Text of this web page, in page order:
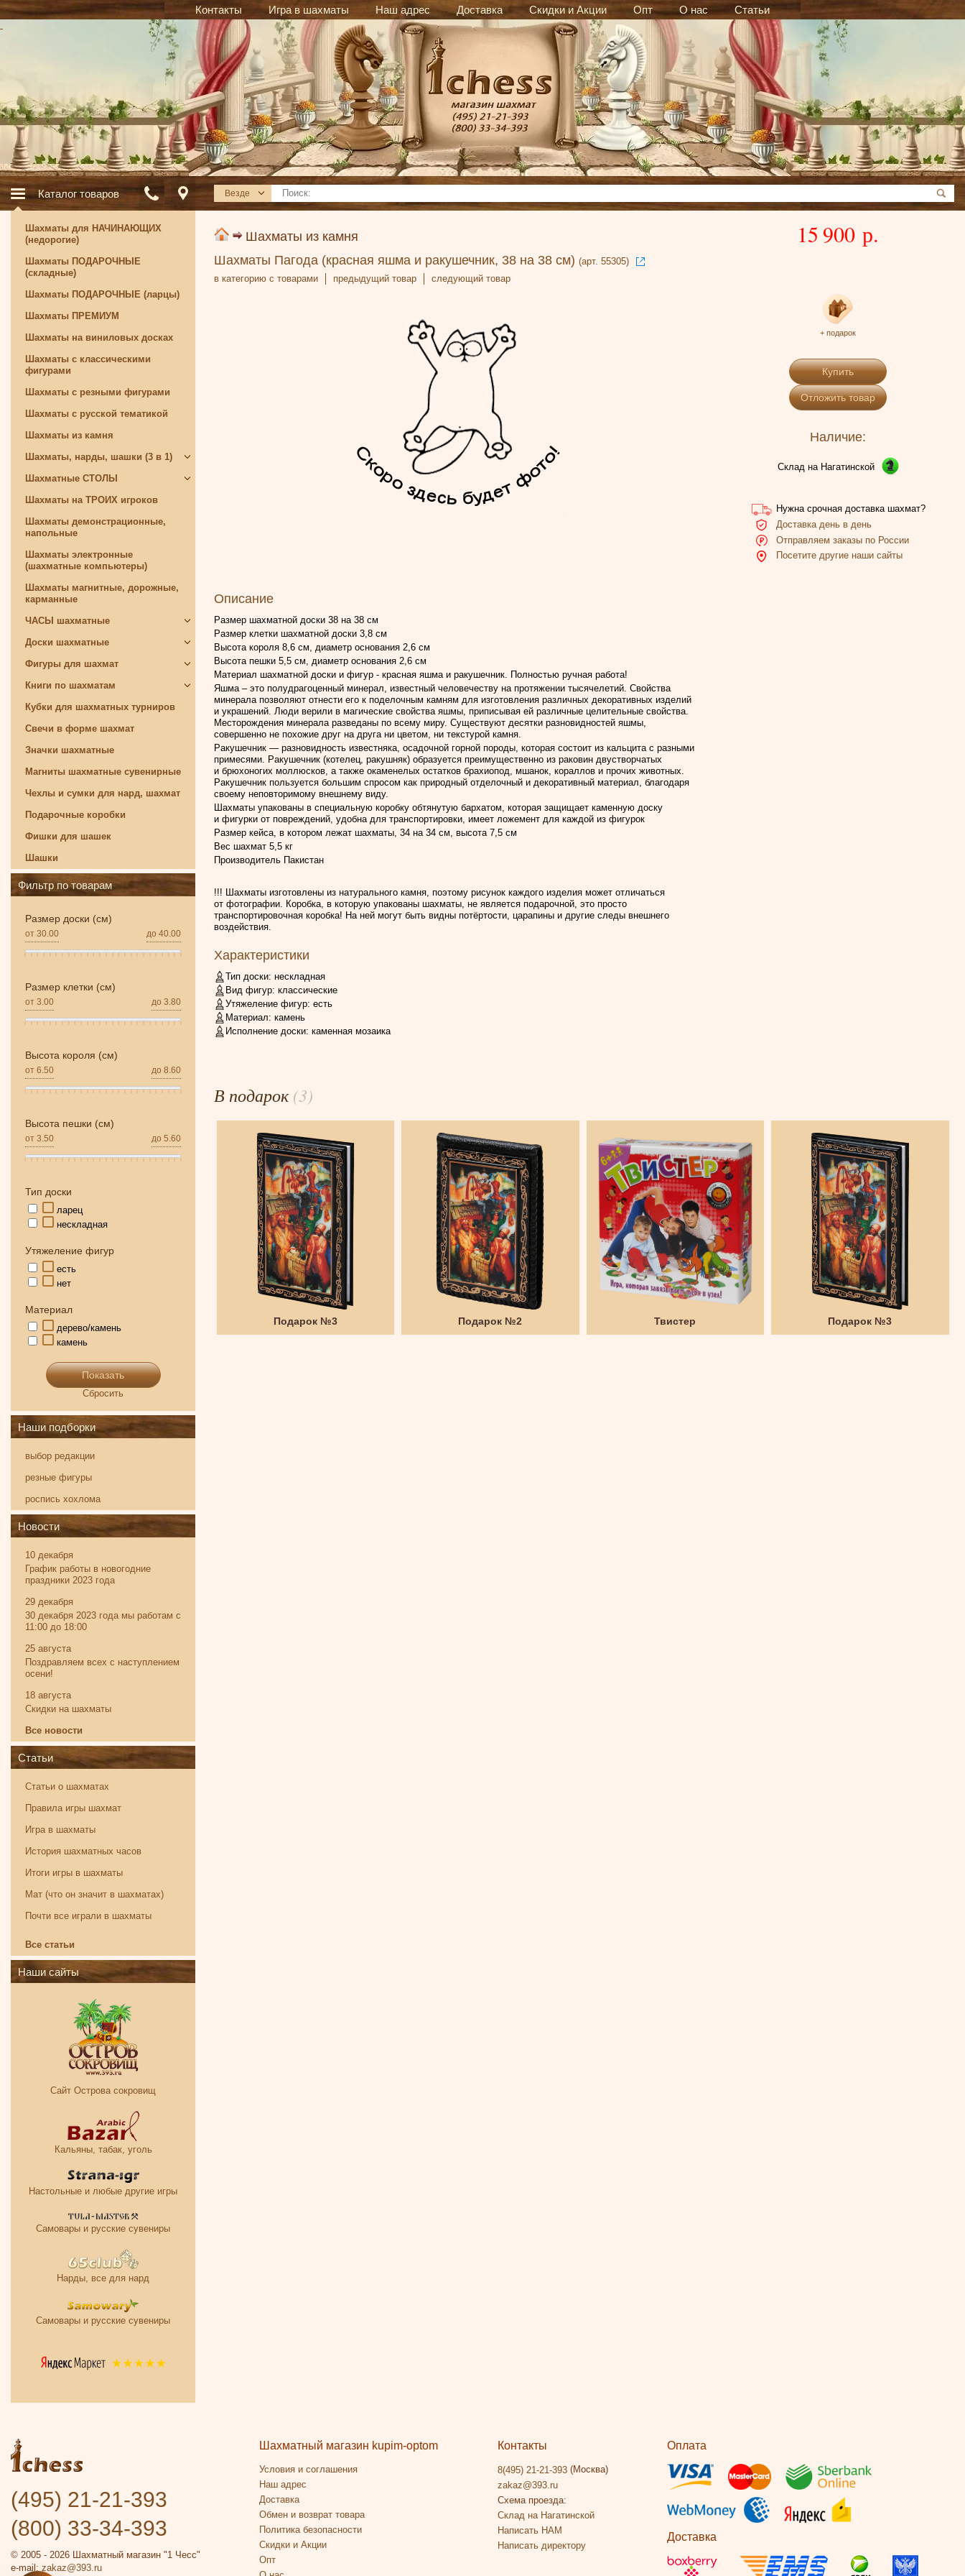
Контакты Игра в шахматы Наш адрес Доставка Скидки и Акции Опт О нас Статьи
Каталог товаров Везде
Шахматы из камня
Шахматы Пагода (красная яшма и ракушечник, 38 на 38 см) (арт. 55305)
в категорию с товарами
предыдущий товар следующий товар
15 900 р.
+ подарок
Купить
Отложить товар
Наличие:
Склад на Нагатинской
Нужна срочная доставка шахмат?
Доставка день в день
Отправляем заказы по России
Посетите другие наши сайты
Описание
Размер шахматной доски 38 на 38 см
Размер клетки шахматной доски 3,8 см
Высота короля 8,6 см, диаметр основания 2,6 см
Высота пешки 5,5 см, диаметр основания 2,6 см
Материал шахматной доски и фигур - красная яшма и ракушечник. Полностью ручная работа!
Яшма – это полудрагоценный минерал, известный человечеству на протяжении тысячелетий. Свойства
минерала позволяют отнести его к поделочным камням для изготовления различных декоративных изделий
и украшений. Люди верили в магические свойства яшмы, приписывая ей различные целительные свойства.
Месторождения минерала разведаны по всему миру. Существуют десятки разновидностей яшмы,
совершенно не похожие друг на друга ни цветом, ни текстурой камня.
Ракушечник — разновидность известняка, осадочной горной породы, которая состоит из кальцита с разными
примесями. Ракушечник (котелец, ракушняк) образуется преимущественно из раковин двустворчатых
и брюхоногих моллюсков, а также окаменелых остатков брахиопод, мшанок, кораллов и прочих животных.
Ракушечник пользуется большим спросом как природный отделочный и декоративный материал, благодаря
своему неповторимому внешнему виду.
Шахматы упакованы в специальную коробку обтянутую бархатом, которая защищает каменную доску
и фигурки от повреждений, удобна для транспортировки, имеет ложемент для каждой из фигурок
Размер кейса, в котором лежат шахматы, 34 на 34 см, высота 7,5 см
Вес шахмат 5,5 кг
Производитель Пакистан
!!! Шахматы изготовлены из натурального камня, поэтому рисунок каждого изделия может отличаться
от фотографии. Коробка, в которую упакованы шахматы, не является подарочной, это просто
транспортировочная коробка! На ней могут быть видны потёртости, царапины и другие следы внешнего
воздействия.
Характеристики
Тип доски: нескладная
Вид фигур: классические
Утяжеление фигур: есть
Материал: камень
Исполнение доски: каменная мозаика
В подарок(3)
Подарок №3 Подарок №2 Твистер Подарок №3
Шахматы для НАЧИНАЮЩИХ
(недорогие)
Шахматы ПОДАРОЧНЫЕ
(складные)
Шахматы ПОДАРОЧНЫЕ (ларцы)
Шахматы ПРЕМИУМ
Шахматы на виниловых досках
Шахматы с классическими
фигурами
Шахматы с резными фигурами
Шахматы с русской тематикой
Шахматы из камня
Шахматы, нарды, шашки (3 в 1)
Шахматные СТОЛЫ
Шахматы на ТРОИХ игроков
Шахматы демонстрационные,
напольные
Шахматы электронные
(шахматные компьютеры)
Шахматы магнитные, дорожные,
карманные
ЧАСЫ шахматные
Доски шахматные
Фигуры для шахмат
Книги по шахматам
Кубки для шахматных турниров
Свечи в форме шахмат
Значки шахматные
Магниты шахматные сувенирные
Чехлы и сумки для нард, шахмат
Подарочные коробки
Фишки для шашек
Шашки
Фильтр по товарам
Размер доски (см)
от 30.00 до 40.00
Размер клетки (см)
от 3.00 до 3.80
Высота короля (см)
от 6.50 до 8.60
Высота пешки (см)
от 3.50 до 5.60
Тип доски
ларец
нескладная
Утяжеление фигур
есть
нет
Материал
дерево/камень
камень
Показать
Сбросить
Наши подборки
выбор редакции
резные фигуры
роспись хохлома
Новости
10 декабря
График работы в новогодние
праздники 2023 года
29 декабря
30 декабря 2023 года мы работам с
11:00 до 18:00
25 августа
Поздравляем всех с наступлением
осени!
18 августа
Скидки на шахматы
Все новости
Статьи
Статьи о шахматах
Правила игры шахмат
Игра в шахматы
История шахматных часов
Итоги игры в шахматы
Мат (что он значит в шахматах)
Почти все играли в шахматы
Все статьи
Наши сайты
Сайт Острова сокровищ
Кальяны, табак, уголь
Настольные и любые другие игры
Самовары и русские сувениры
Нарды, все для нард
Самовары и русские сувениры
(495) 21-21-393
(800) 33-34-393
© 2005 - 2026 Шахматный магазин "1 Чесс"
e-mail: zakaz@393.ru
Шахматный магазин kupim-optom
Условия и соглашения
Наш адрес
Доставка
Обмен и возврат товара
Политика безопасности
Скидки и Акции
Опт
Контакты
8(495) 21-21-393(Москва)
zakaz@393.ru
Схема проезда:
Склад на Нагатинской
Написать НАМ
Написать директору
Оплата
Доставка